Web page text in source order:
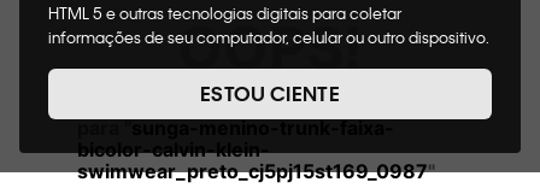
HTML 5 e outras tecnologias digitais para coletar
informações de seu computador, celular ou outro dispositivo.
de cookies, informaremos quais cookies usaremos e quais
suas funções. A forma como processamos os dados
nosso Aviso de Privacidade. Quando você visita nosso site,
consideraremos isso como sua solicitação específica para
ESTOU CIENTE
OOPS!
Não encontramos nenhum resultado
bicolor-calvin-klein-
swimwear_preto_cj5pj15st169_0987"